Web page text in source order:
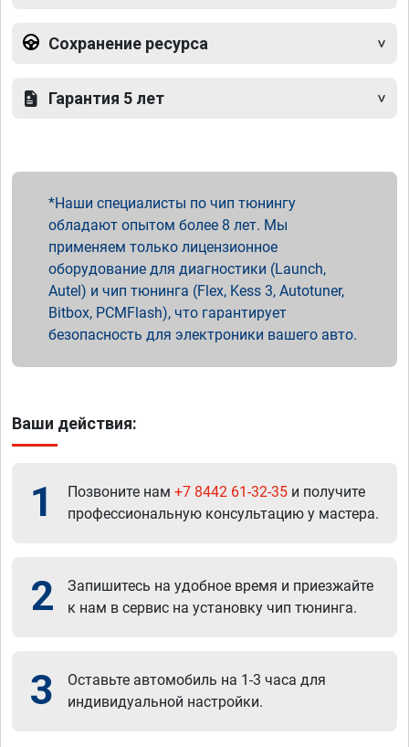
Сохранение ресурса
Гарантия 5 лет
Наши специалисты по чип тюнингу
обладают опытом более 8 лет. Мы
применяем только лицензионное
оборудование для диагностики (Launch,
Autel) и чип тюнинга (Flex, Kess 3, Autotuner,
Bitbox, PCMFlash), что гарантирует
безопасность для электроники вашего авто.
Ваши действия:
1 Позвоните нам +7 8442 61-32-35 и получите
профессиональную консультацию у мастера.
2
Запишитесь на удобное время и приезжайте
к нам в сервис на установку чип тюнинга.
3
Оставьте автомобиль на 1-3 часа для
индивидуальной настройки.